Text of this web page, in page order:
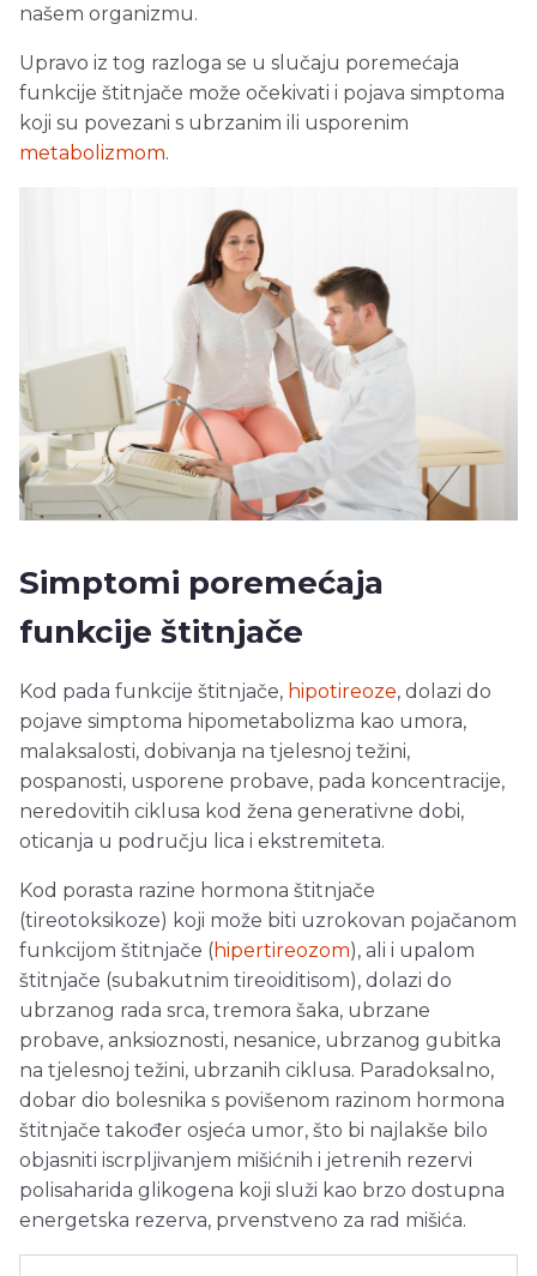
našem organizmu.
Upravo iz tog razloga se u slučaju poremećaja
funkcije štitnjače može očekivati i pojava simptoma
koji su povezani s ubrzanim ili usporenim
metabolizmom.
Simptomi poremećaja
funkcije štitnjače
Kod pada funkcije štitnjače, hipotireoze, dolazi do
pojave simptoma hipometabolizma kao umora,
malaksalosti, dobivanja na tjelesnoj težini,
pospanosti, usporene probave, pada koncentracije,
neredovitih ciklusa kod žena generativne dobi,
oticanja u području lica i ekstremiteta.
Kod porasta razine hormona štitnjače
(tireotoksikoze) koji može biti uzrokovan pojačanom
funkcijom štitnjače (hipertireozom), ali i upalom
štitnjače (subakutnim tireoiditisom), dolazi do
ubrzanog rada srca, tremora šaka, ubrzane
probave, anksioznosti, nesanice, ubrzanog gubitka
na tjelesnoj težini, ubrzanih ciklusa. Paradoksalno,
dobar dio bolesnika s povišenom razinom hormona
štitnjače također osjeća umor, što bi najlakše bilo
objasniti iscrpljivanjem mišićnih i jetrenih rezervi
polisaharida glikogena koji služi kao brzo dostupna
energetska rezerva, prvenstveno za rad mišića.